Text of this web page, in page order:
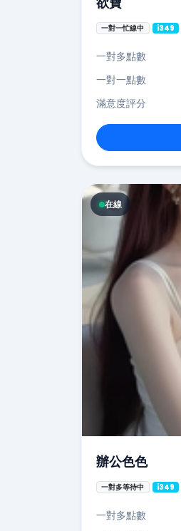
一對一忙線中 i349
一對多點數
一對一點數
滿意度評分
在線
辦公色色
一對多等待中 i349
一對多點數